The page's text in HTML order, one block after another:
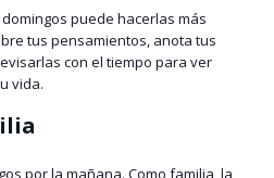
puede hacerlas más
tus pensamientos, anota tus
con el tiempo para ver
vida.
por la mañana. Como familia, la